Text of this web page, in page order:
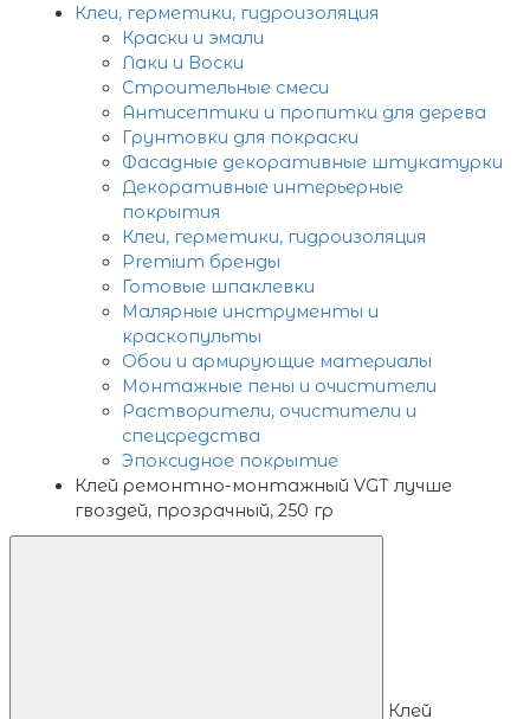
Клеи, герметики, гидроизоляция
Краски и эмали
Лаки и Воски
Строительные смеси
Антисептики и пропитки для дерева
Грунтовки для покраски
Фасадные декоративные штукатурки
Декоративные интерьерные
покрытия
Клеи, герметики, гидроизоляция
Premium бренды
Готовые шпаклевки
Малярные инструменты и
краскопульты
Обои и армирующие материалы
Монтажные пены и очистители
Растворители, очистители и
спецсредства
Эпоксидное покрытие
Клей ремонтно-монтажный VGT лучше
гвоздей, прозрачный, 250 гр
Клей